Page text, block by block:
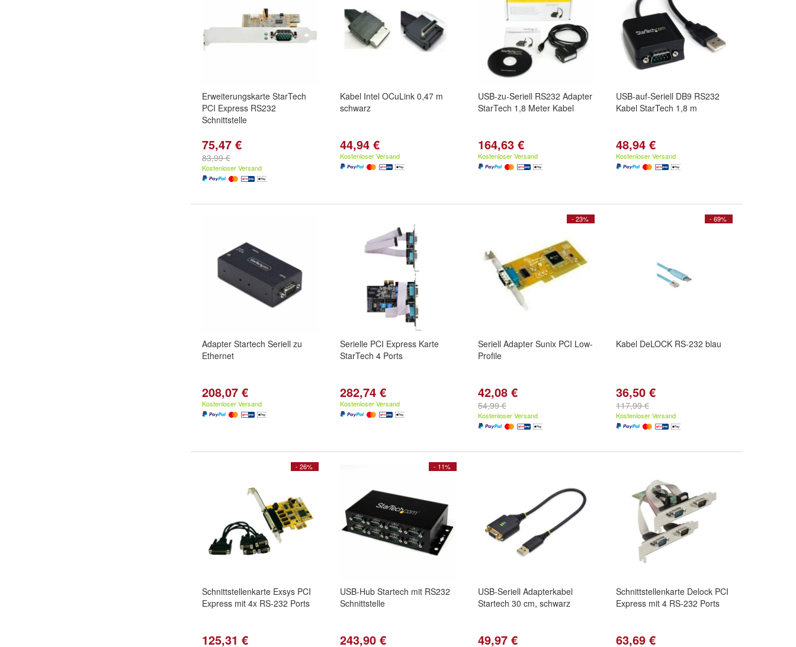
Erweiterungskarte StarTech
PCI Express RS232
Schnittstelle
75,47 €
83,99 €
Kostenloser Versand
Kabel Intel OCuLink 0,47 m
schwarz
44,94 €
Kostenloser Versand
USB-zu-Seriell RS232 Adapter
StarTech 1,8 Meter Kabel
164,63 €
Kostenloser Versand
USB-auf-Seriell DB9 RS232
Kabel StarTech 1,8 m
48,94 €
Kostenloser Versand
Adapter Startech Seriell zu
Ethernet
208,07 €
Kostenloser Versand
Serielle PCI Express Karte
StarTech 4 Ports
282,74 €
Kostenloser Versand
- 23%
Seriell Adapter Sunix PCI Low-
Profile
42,08 €
54,99 €
Kostenloser Versand
- 69%
Kabel DeLOCK RS-232 blau
36,50 €
117,99 €
Kostenloser Versand
- 26%
Schnittstellenkarte Exsys PCI
Express mit 4x RS-232 Ports
125,31 €
- 11%
USB-Hub Startech mit RS232
Schnittstelle
243,90 €
USB-Seriell Adapterkabel
Startech 30 cm, schwarz
49,97 €
Schnittstellenkarte Delock PCI
Express mit 4 RS-232 Ports
63,69 €